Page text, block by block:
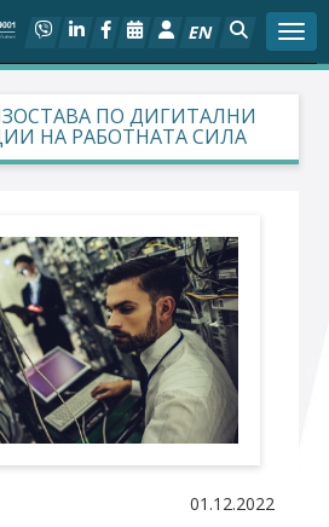
EN
ПО ДИГИТАЛНИ
НА РАБОТНАТА СИЛА
01.12.2022